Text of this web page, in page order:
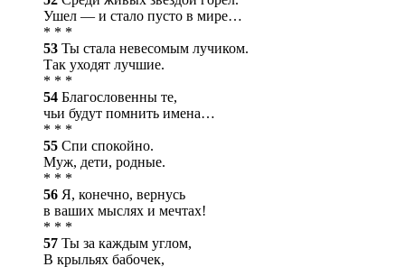
Ушел — и стало пусто в мире…
* * *
53 Ты стала невесомым лучиком.
Так уходят лучшие.
* * *
54 Благословенны те,
чьи будут помнить имена…
* * *
55 Спи спокойно.
Муж, дети, родные.
* * *
56 Я, конечно, вернусь
в ваших мыслях и мечтах!
* * *
57 Ты за каждым углом,
В крыльях бабочек,